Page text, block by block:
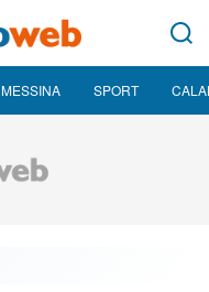
MESSINA SPORT